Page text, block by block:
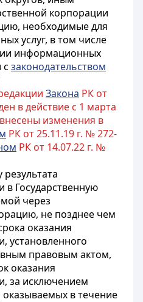
корпорации
необходимые для
услуг, в том числе
информационных
с законодательством
Закона РК от
в действие с 1 марта
изменения в
РК от 25.11.19 г. № 272-
РК от 14.07.22 г. №
результата
в Государственную
через
не позднее чем
оказания
установленного
правовым актом,
оказания
за исключением
оказываемых в течение